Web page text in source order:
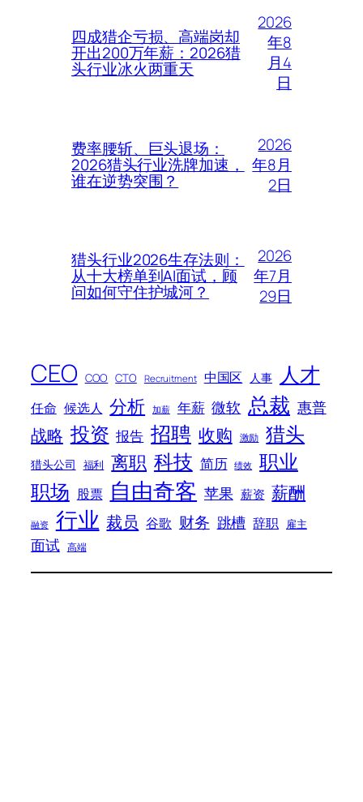
四成猎企亏损、高端岗却
开出200万年薪：2026猎
头行业冰火两重天
2026
年8
月4
日
费率腰斩、巨头退场：
2026猎头行业洗牌加速，
谁在逆势突围？
2026
年8月
2日
猎头行业2026生存法则：
从十大榜单到AI面试，顾
问如何守住护城河？
2026
年7月
29日
CEO COO CTO Recruitment 中国区 人事 人才
任命 候选人 分析 加薪 年薪 微软 总裁 惠普
战略 投资 报告 招聘 收购 激励 猎头
猎头公司 福利 离职 科技 简历 绩效 职业
职场 股票 自由奇客 苹果 薪资 薪酬
融资 行业 裁员 谷歌 财务 跳槽 辞职 雇主
面试 高端